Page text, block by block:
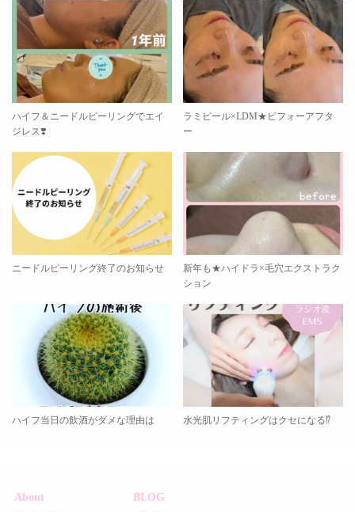
ハイフ＆ニードルピーリングでエイ
ジレス❣️
ラミピール×LDM★ビフォーアフタ
ー
ニードルピーリング終了のお知らせ
新年も★ハイドラ×毛穴エクストラク
ション
ハイフ当日の飲酒がダメな理由は 水光肌リフティングはクセになる⁉️
About BLOG